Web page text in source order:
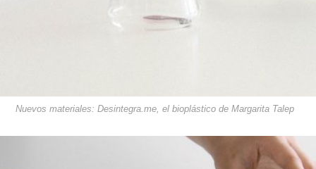
Nuevos materiales: Desintegra.me, el bioplástico de Margarita Talep